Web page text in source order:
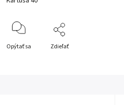
Opýtať sa Zdieľať